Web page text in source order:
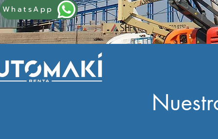
WhatsApp